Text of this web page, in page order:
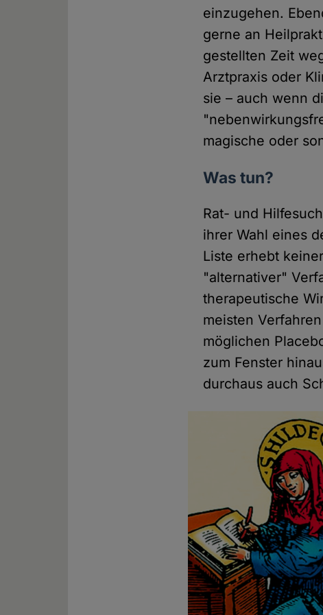
einzugehen.
gerne an
gestellten Zeit
Arztpraxis oder
sie – auch wenn
magische oder
Was tun?
Rat- und
ihrer Wahl eines
Liste erhebt
"alternativer"
therapeutische
meisten
möglichen
zum Fenster
durchaus auch